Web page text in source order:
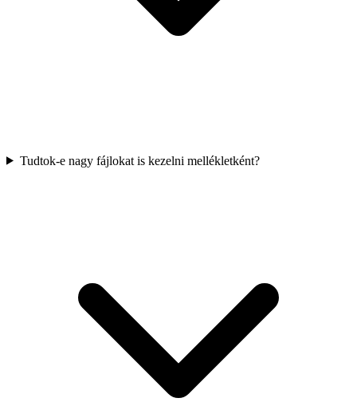
Tudtok-e nagy fájlokat is kezelni mellékletként?